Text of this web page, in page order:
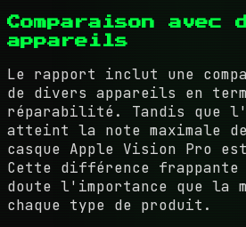
Comparaison avec
appareils
Le rapport inclut une
de divers appareils en
réparabilité. Tandis que
atteint la note maximale
casque Apple Vision Pro
Cette différence frappante
doute l'importance que la
chaque type de produit.